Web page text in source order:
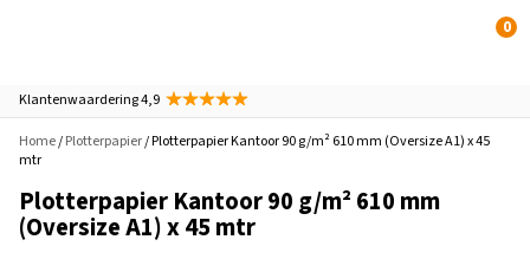
0
Klantenwaardering 4,9
Home/Plotterpapier/ Plotterpapier Kantoor 90 g/m² 610 mm (Oversize A1) x 45
mtr
Plotterpapier Kantoor 90 g/m² 610 mm
(Oversize A1) x 45 mtr